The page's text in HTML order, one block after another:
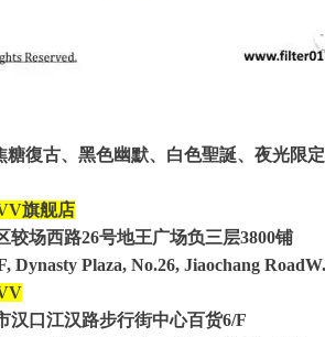
糖復古、黑色幽默、白色聖誕、夜光限定
旗舰店
较场西路26号地王广场负三层3800铺
Dynasty Plaza, No.26, Jiaochang
汉口江汉路步行街中心百货6/F